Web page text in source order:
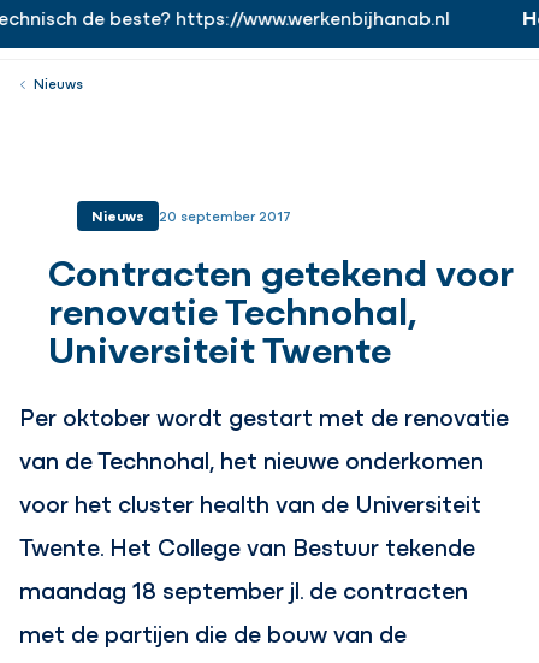
https://www.werkenbijhanab.nl
de beste? https://www.werkenbijhanab.nl
Werken bij
Nieuws
Nieuws 20 september 2017
Contracten getekend voor
renovatie Technohal,
Universiteit Twente
Per oktober wordt gestart met de renovatie
van de Technohal, het nieuwe onderkomen
voor het cluster health van de Universiteit
Twente. Het College van Bestuur tekende
maandag 18 september jl. de contracten
met de partijen die de bouw van de